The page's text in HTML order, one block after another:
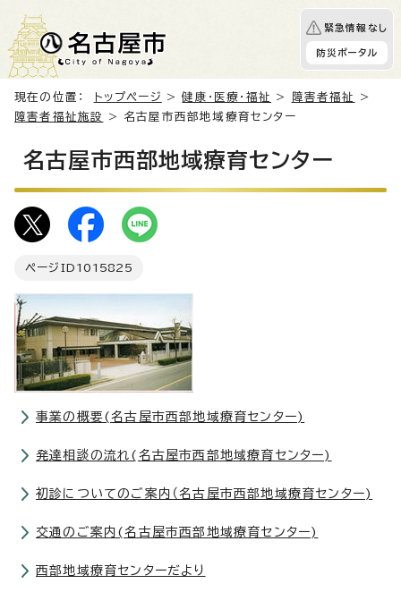
緊急情報なし
防災ポータル
現在の位置： トップページ >健康・医療・福祉 > 障害者福祉
>
障害者福祉施設
> 名古屋市西部地域療育センター
名古屋市西部地域療育センター
ページID 1015825
事業の概要(名古屋市西部地域療育センター)
発達相談の流れ(名古屋市西部地域療育センター)
初診についてのご案内（名古屋市西部地域療育センター)
交通のご案内(名古屋市西部地域療育センター)
西部地域療育センターだより